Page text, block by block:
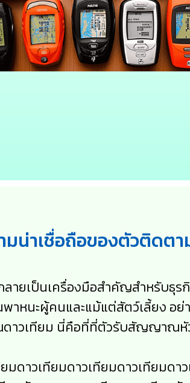
าเชื่อถือของตัวติดตา
ลายเป็นเครื่องมือสำคัญสำหรับธุร
าหนะผู้คนและแม้แต่สัตว์เลี้ยง อย่
วเทียม นี่คือที่ที่ตัวรับสัญญาณหัว
วเทียมดาวเทียมดาวเทียมดาว